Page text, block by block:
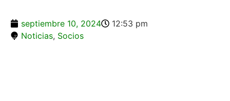
septiembre 10, 2024
12:53 pm
Noticias, Socios